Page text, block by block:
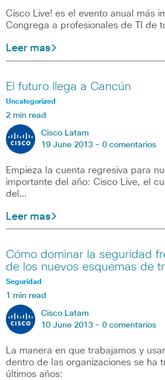
Cisco Live! es el evento anual más
Congrega a profesionales de TI de
Leer mas
El futuro llega a Cancún
Uncategorized
2 min read
Cisco Latam
19 June 2013 - 0 comentarios
Empieza la cuenta regresiva para
importante del año: Cisco Live, el
del…
Leer mas
Cómo dominar la seguridad
de los nuevos esquemas de
Seguridad
1 min read
Cisco Latam
10 June 2013 - 0 comentarios
La manera en que trabajamos y
dentro de las organizaciones se ha
últimos años: